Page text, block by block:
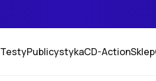
TestyPublicystykaCD-ActionSklep